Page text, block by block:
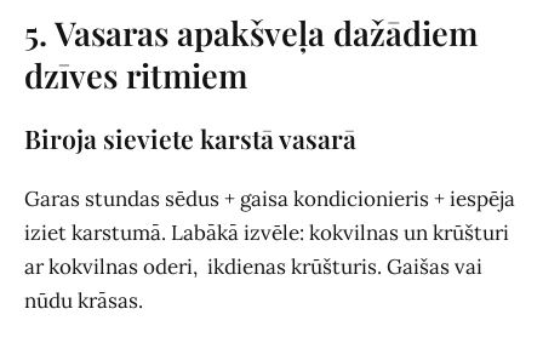
5. Vasaras apakšveļa dažādiem
dzīves ritmiem
Biroja sieviete karstā vasarā
Garas stundas sēdus + gaisa kondicionieris + iespēja
iziet karstumā. Labākā izvēle: kokvilnas un krūšturi
ar kokvilnas oderi, ikdienas krūšturis. Gaišas vai
nūdu krāsas.